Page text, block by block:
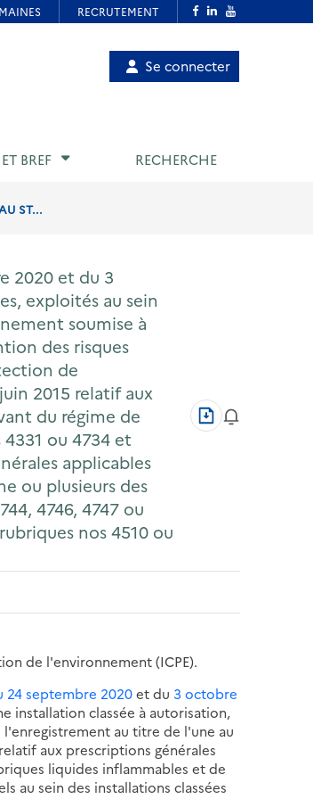
Menu
utilisateur
Se connecter
BREF RECHERCHE
ST...
2020 et du 3
exploités au sein
soumise à
des risques
de
2015 relatif aux
du régime de
ou 4734 et
applicables
ou plusieurs des
4746, 4747 ou
nos 4510 ou
Télécharger
au
de l'environnement (ICPE).
24 septembre 2020et du 3 octobre
installation classée à autorisation,
au titre de l'une au
aux prescriptions générales
liquides inflammables et de
au sein des installations classées